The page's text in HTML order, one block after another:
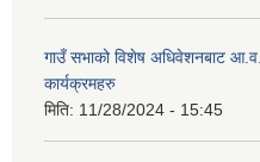
गाउँ सभाको विशेष अधिवेशनबाट
कार्यक्रमहरु
मिति: 11/28/2024 - 15:45